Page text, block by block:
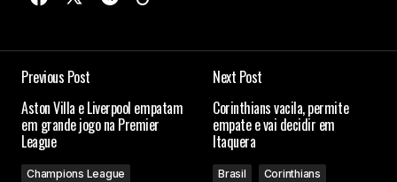
Previous Post
Aston Villa e Liverpool empatam
em grande jogo na Premier
League
Champions League
Next Post
Corinthians vacila, permite
empate e vai decidir em
Itaquera
Brasil
Corinthians